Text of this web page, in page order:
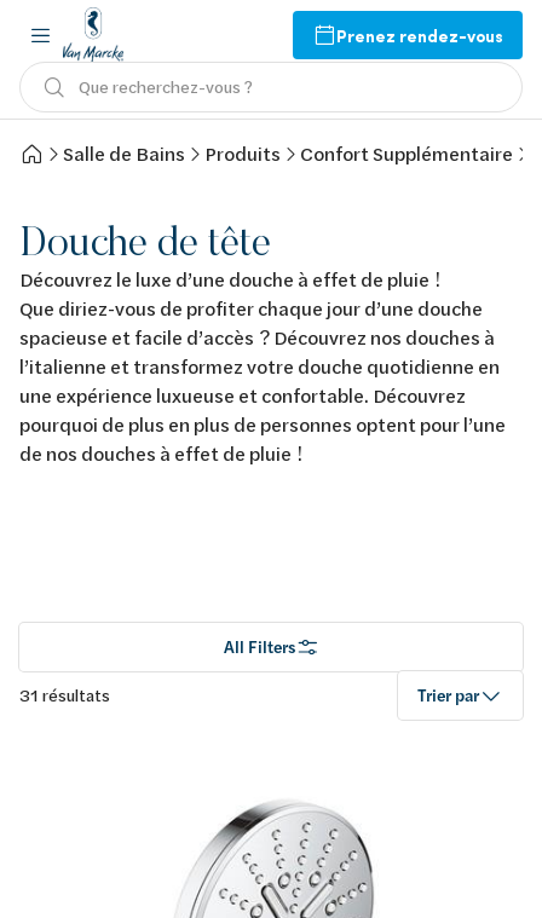
Prenez rendez-vous
Que recherchez-vous ?
Salle de Bains Produits Confort Supplémentaire
Douche de tête
Découvrez le luxe d’une douche à effet de pluie !
Que diriez-vous de profiter chaque jour d’une douche
spacieuse et facile d’accès ? Découvrez nos douches à
l’italienne et transformez votre douche quotidienne en
une expérience luxueuse et confortable. Découvrez
pourquoi de plus en plus de personnes optent pour l’une
de nos douches à effet de pluie !
All Filters
31 résultats Trier par